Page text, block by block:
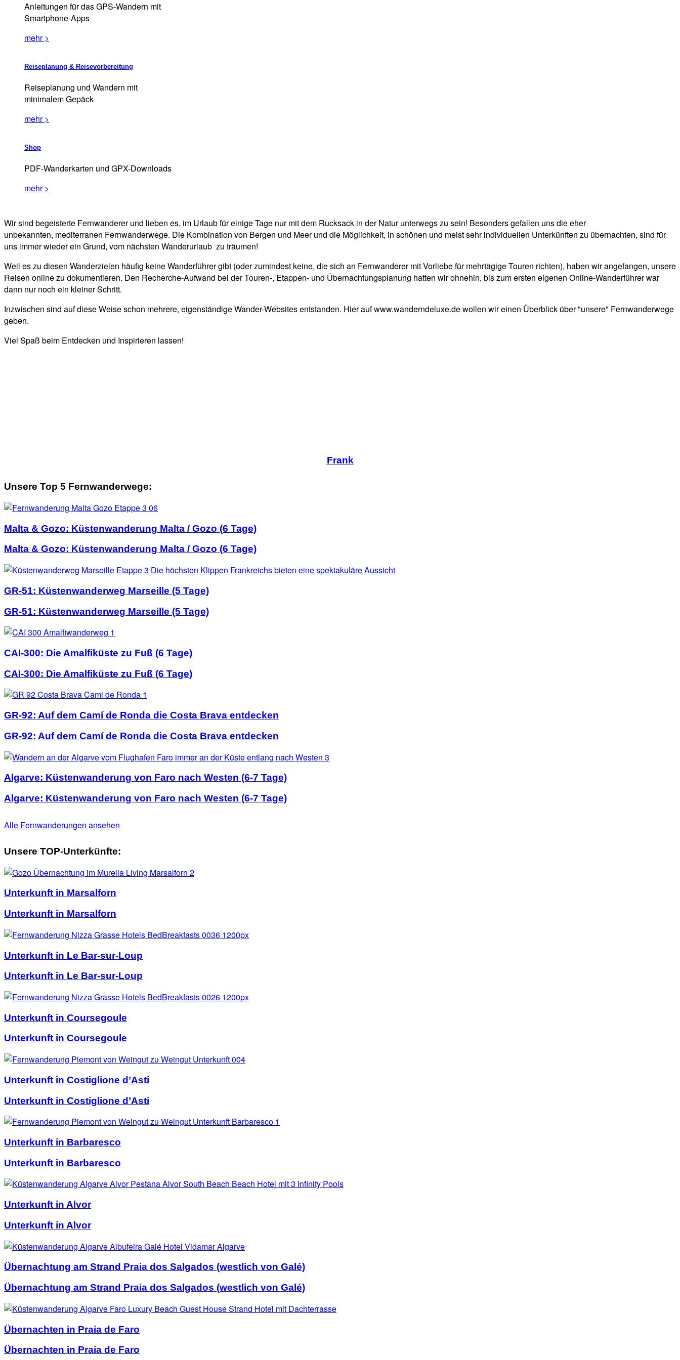
Anleitungen für das GPS-Wandern mit
Smartphone-Apps
mehr >
Reiseplanung & Reisevorbereitung
Reiseplanung und Wandern mit
minimalem Gepäck
mehr >
Shop
PDF-Wanderkarten und GPX-Downloads
mehr >
Wir sind begeisterte Fernwanderer und lieben es, im Urlaub für einige Tage nur mit dem Rucksack in der Natur unterwegs zu sein! Besonders gefallen uns die eher
unbekannten, mediterranen Fernwanderwege. Die Kombination von Bergen und Meer und die Möglichkeit, in schönen und meist sehr individuellen Unterkünften zu übernachten, sind für
uns immer wieder ein Grund, vom nächsten Wanderurlaub zu träumen!
Weil es zu diesen Wanderzielen häufig keine Wanderführer gibt (oder zumindest keine, die sich an Fernwanderer mit Vorliebe für mehrtägige Touren richten), haben wir angefangen, unsere
Reisen online zu dokumentieren. Den Recherche-Aufwand bei der Touren-, Etappen- und Übernachtungsplanung hatten wir ohnehin, bis zum ersten eigenen Online-Wanderführer war
dann nur noch ein kleiner Schritt.
Inzwischen sind auf diese Weise schon mehrere, eigenständige Wander-Websites entstanden. Hier auf www.wanderndeluxe.de wollen wir einen Überblick über "unsere" Fernwanderwege
geben.
Viel Spaß beim Entdecken und Inspirieren lassen!
Frank
Unsere Top 5 Fernwanderwege:
Malta & Gozo: Küstenwanderung Malta / Gozo (6 Tage)
Malta & Gozo: Küstenwanderung Malta / Gozo (6 Tage)
GR-51: Küstenwanderweg Marseille (5 Tage)
GR-51: Küstenwanderweg Marseille (5 Tage)
CAI-300: Die Amalfiküste zu Fuß (6 Tage)
CAI-300: Die Amalfiküste zu Fuß (6 Tage)
GR-92: Auf dem Camí de Ronda die Costa Brava entdecken
GR-92: Auf dem Camí de Ronda die Costa Brava entdecken
Algarve: Küstenwanderung von Faro nach Westen (6-7 Tage)
Algarve: Küstenwanderung von Faro nach Westen (6-7 Tage)
Alle Fernwanderungen ansehen
Unsere TOP-Unterkünfte:
Unterkunft in Marsalforn
Unterkunft in Marsalforn
Unterkunft in Le Bar-sur-Loup
Unterkunft in Le Bar-sur-Loup
Unterkunft in Coursegoule
Unterkunft in Coursegoule
Unterkunft in Costiglione d’Asti
Unterkunft in Costiglione d’Asti
Unterkunft in Barbaresco
Unterkunft in Barbaresco
Unterkunft in Alvor
Unterkunft in Alvor
Übernachtung am Strand Praia dos Salgados (westlich von Galé)
Übernachtung am Strand Praia dos Salgados (westlich von Galé)
Übernachten in Praia de Faro
Übernachten in Praia de Faro